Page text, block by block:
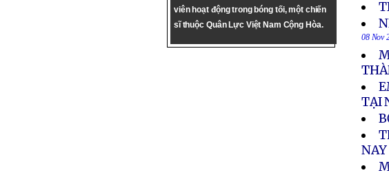
viên hoạt động trong bóng tối, một chiến
sĩ thuộc Quân Lực Việt Nam Cộng Hòa.
08 Nov
TẠI